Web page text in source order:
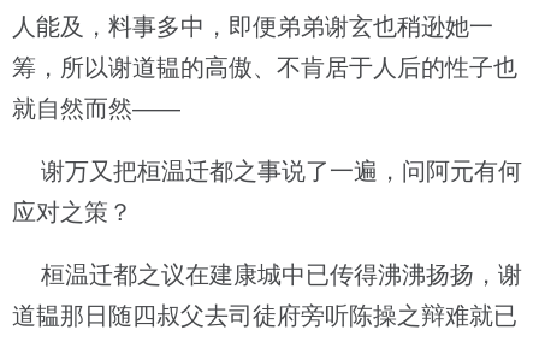
人能及，料事多中，即便弟弟谢玄也稍逊她一
筹，所以谢道韫的高傲、不肯居于人后的性子也
就自然而然——
谢万又把桓温迁都之事说了一遍，问阿元有何
应对之策？
桓温迁都之议在建康城中已传得沸沸扬扬，谢
道韫那日随四叔父去司徒府旁听陈操之辩难就已